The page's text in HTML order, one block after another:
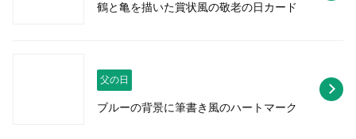
鶴と亀を描いた賞状風の敬老の日カード
父の日
ブルーの背景に筆書き風のハートマーク